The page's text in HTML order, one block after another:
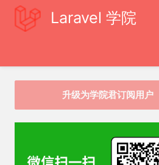
Laravel 学院
升级为学院君订阅用户